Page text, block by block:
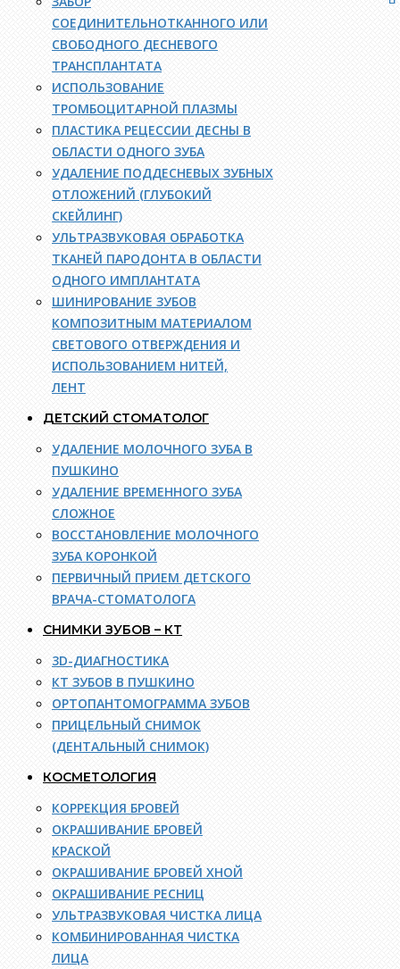
СОЕДИНИТЕЛЬНОТКАННОГО ИЛИ
СВОБОДНОГО ДЕСНЕВОГО
ТРАНСПЛАНТАТА
ИСПОЛЬЗОВАНИЕ
ТРОМБОЦИТАРНОЙ ПЛАЗМЫ
ПЛАСТИКА РЕЦЕССИИ ДЕСНЫ В
ОБЛАСТИ ОДНОГО ЗУБА
УДАЛЕНИЕ ПОДДЕСНЕВЫХ ЗУБНЫХ
ОТЛОЖЕНИЙ (ГЛУБОКИЙ
СКЕЙЛИНГ)
УЛЬТРАЗВУКОВАЯ ОБРАБОТКА
ТКАНЕЙ ПАРОДОНТА В ОБЛАСТИ
ОДНОГО ИМПЛАНТАТА
ШИНИРОВАНИЕ ЗУБОВ
КОМПОЗИТНЫМ МАТЕРИАЛОМ
СВЕТОВОГО ОТВЕРЖДЕНИЯ И
ИСПОЛЬЗОВАНИЕМ НИТЕЙ,
ЛЕНТ
ДЕТСКИЙ СТОМАТОЛОГ
УДАЛЕНИЕ МОЛОЧНОГО ЗУБА В
ПУШКИНО
УДАЛЕНИЕ ВРЕМЕННОГО ЗУБА
СЛОЖНОЕ
ВОССТАНОВЛЕНИЕ МОЛОЧНОГО
ЗУБА КОРОНКОЙ
ПЕРВИЧНЫЙ ПРИЕМ ДЕТСКОГО
ВРАЧА-СТОМАТОЛОГА
СНИМКИ ЗУБОВ – КТ
3D-ДИАГНОСТИКА
КТ ЗУБОВ В ПУШКИНО
ОРТОПАНТОМОГРАММА ЗУБОВ
ПРИЦЕЛЬНЫЙ СНИМОК
(ДЕНТАЛЬНЫЙ СНИМОК)
КОСМЕТОЛОГИЯ
КОРРЕКЦИЯ БРОВЕЙ
ОКРАШИВАНИЕ БРОВЕЙ
КРАСКОЙ
ОКРАШИВАНИЕ БРОВЕЙ ХНОЙ
ОКРАШИВАНИЕ РЕСНИЦ
УЛЬТРАЗВУКОВАЯ ЧИСТКА ЛИЦА
КОМБИНИРОВАННАЯ ЧИСТКА
ЛИЦА